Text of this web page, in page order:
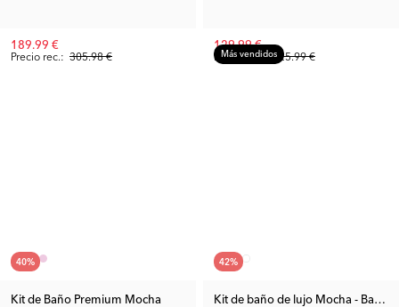
Precio rec.: 305.98 €
189.99 €
Precio rec.: 225.99 €
129.99 €
40%
Kit de Baño Premium Mocha
Más vendidos
42%
Kit de baño de lujo Mocha -